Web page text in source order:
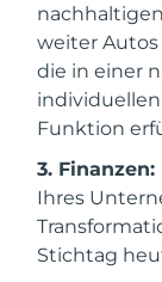
weiter Autos
die in einer
Funktion
3. Finanzen:
Ihres
Stichtag